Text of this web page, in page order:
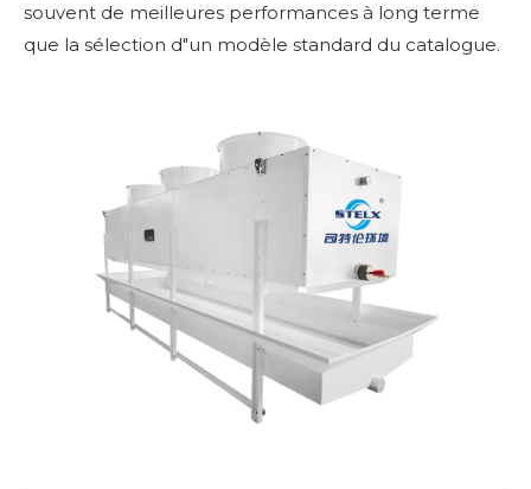
souvent de meilleures performances à long terme
que la sélection d"un modèle standard du catalogue.